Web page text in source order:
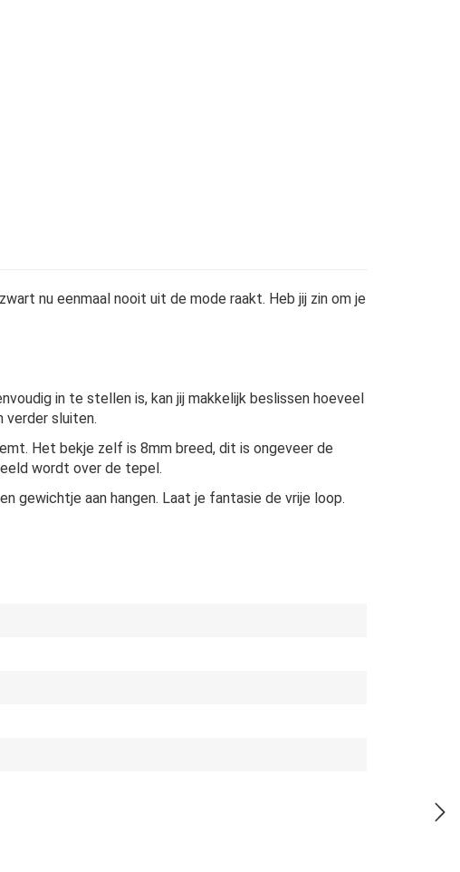
nu eenmaal nooit uit de mode raakt. Heb jij zin om je
in te stellen is, kan jij makkelijk beslissen hoeveel
verder sluiten.
Het bekje zelf is 8mm breed, dit is ongeveer de
wordt over de tepel.
gewichtje aan hangen. Laat je fantasie de vrije loop.